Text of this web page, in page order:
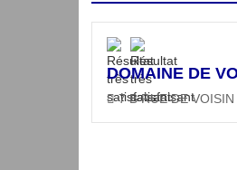
DOMAINE DE
7 B RUE DE